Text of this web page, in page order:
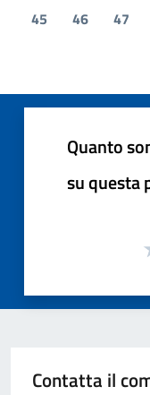
45 46 47
Quanto
su questa
Contatta il